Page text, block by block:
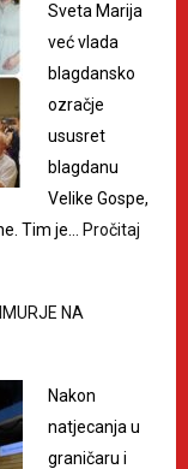
Sveta Marija
već vlada
blagdansko
ozračje
ususret
blagdanu
Velike Gospe,
Tim je…
Pročitaj
NA
Nakon
natjecanja u
graničaru i